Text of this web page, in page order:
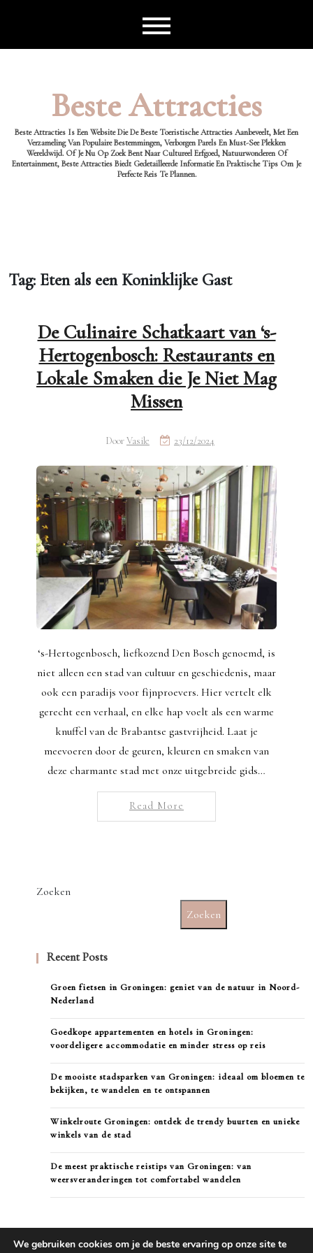
Beste Attracties
Beste Attracties Is Een Website Die De Beste Toeristische Attracties Aanbeveelt, Met Een
Verzameling Van Populaire Bestemmingen, Verborgen Parels En Must-See Plekken
Wereldwijd. Of Je Nu Op Zoek Bent Naar Cultureel Erfgoed, Natuurwonderen Of
Entertainment, Beste Attracties Biedt Gedetailleerde Informatie En Praktische Tips Om Je
Perfecte Reis Te Plannen.
Tag: Eten als een Koninklijke Gast
De Culinaire Schatkaart van ‘s-
Hertogenbosch: Restaurants en
Lokale Smaken die Je Niet Mag
Missen
DoorVasile 23/12/2024
‘s-Hertogenbosch, liefkozend Den Bosch genoemd, is
niet alleen een stad van cultuur en geschiedenis, maar
ook een paradijs voor fijnproevers. Hier vertelt elk
gerecht een verhaal, en elke hap voelt als een warme
knuffel van de Brabantse gastvrijheid. Laat je
meevoeren door de geuren, kleuren en smaken van
deze charmante stad met onze uitgebreide gids…
Read More
Zoeken
Zoeken
Recent Posts
Groen fietsen in Groningen: geniet van de natuur in Noord-
Nederland
Goedkope appartementen en hotels in Groningen:
voordeligere accommodatie en minder stress op reis
De mooiste stadsparken van Groningen: ideaal om bloemen te
bekijken, te wandelen en te ontspannen
Winkelroute Groningen: ontdek de trendy buurten en unieke
winkels van de stad
De meest praktische reistips van Groningen: van
weersveranderingen tot comfortabel wandelen
We gebruiken cookies om je de beste ervaring op onze site te